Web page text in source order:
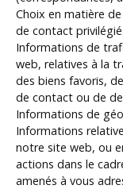
Choix en matière
de contact privilégié.
Informations de
web, relatives à la
des biens favoris,
de contact ou de
Informations de
Informations
notre site web, ou
actions dans le
amenés à vous